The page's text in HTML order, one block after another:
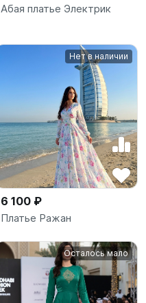
Абая платье Электрик
Нет в наличии
6 100 ₽
Платье Ражан
Осталось мало